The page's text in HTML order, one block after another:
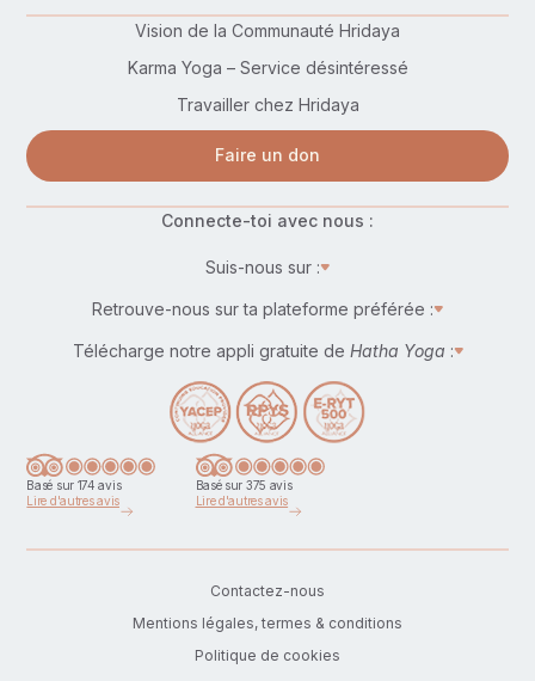
Vision de la Communauté Hridaya
Karma Yoga – Service désintéressé
Travailler chez Hridaya
Faire un don
Connecte-toi avec nous :
Suis-nous sur :
Retrouve-nous sur ta plateforme préférée :
Télécharge notre appli gratuite de Hatha Yoga :
Basé sur 174 avis
Lire d'autres avis
Basé sur 375 avis
Lire d'autres avis
Contactez-nous
Mentions légales, termes & conditions
Politique de cookies